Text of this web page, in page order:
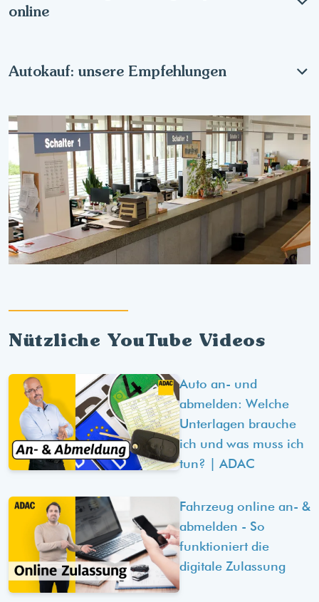
online
Autokauf: unsere Empfehlungen
Nützliche YouTube Videos
Auto an- und
abmelden: Welche
Unterlagen brauche
ich und was muss ich
tun? | ADAC
Fahrzeug online an- &
abmelden - So
funktioniert die
digitale Zulassung